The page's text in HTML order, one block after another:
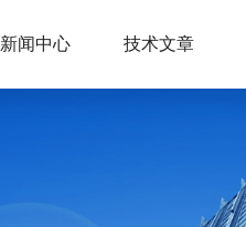
新闻中心 技术文章